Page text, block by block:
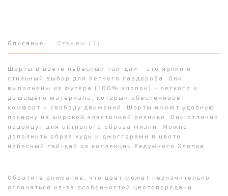
Описание Отзывы (3)
Шорты в цвете небесный тай-дай - это яркий и
стильный выбор для летнего гардероба. Они
выполнены из футера (100% хлопок) - легкого и
дышащего материала, который обеспечивает
комфорт и свободу движений. Шорты имеют удобную
посадку на широкой эластичной резинке. Они отлично
подойдут для активного образа жизни. Можно
дополнить образ худи и джоггерами в цвете
небесный тай-дай из коллекции Радужного Хлопка
Обратите внимание, что цвет может незначительно
отличаться из-за особенностей цветопередачи